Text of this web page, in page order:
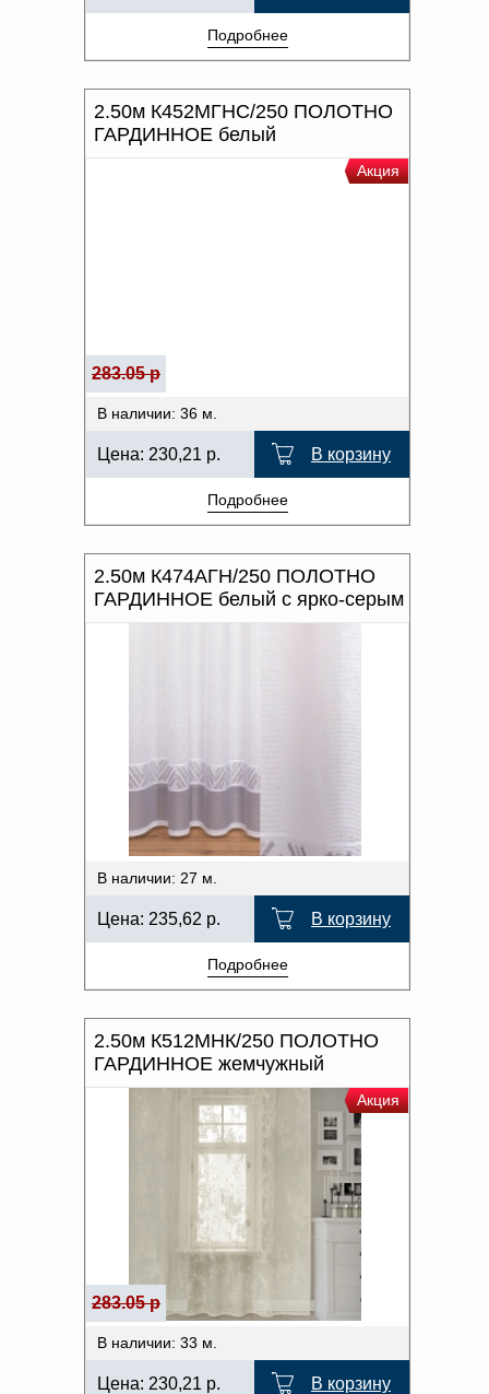
Подробнее
2.50м К452МГНС/250 ПОЛОТНО
ГАРДИННОЕ белый
Акция
283.05 р
В наличии: 36 м.
Цена: 230,21 р. В корзину
Подробнее
2.50м К474АГН/250 ПОЛОТНО
ГАРДИННОЕ белый с ярко-серым
В наличии: 27 м.
Цена: 235,62 р. В корзину
Подробнее
2.50м К512МНК/250 ПОЛОТНО
ГАРДИННОЕ жемчужный
Акция
283.05 р
В наличии: 33 м.
Цена: 230,21 р. В корзину